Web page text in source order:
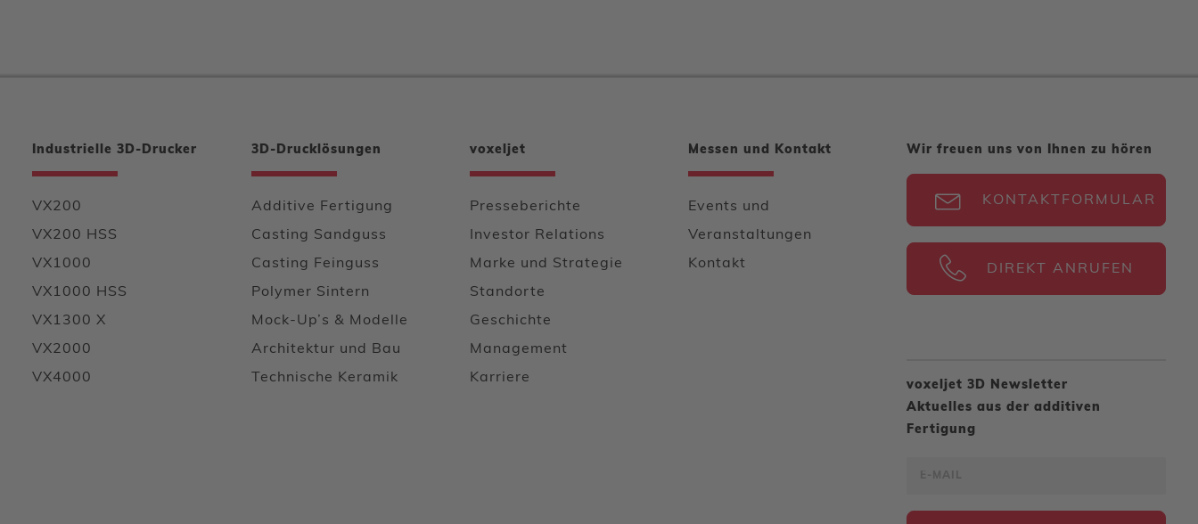
Industrielle 3D-Drucker
VX200
VX200 HSS
VX1000
VX1000 HSS
VX1300 X
VX2000
VX4000
3D-Drucklösungen
Additive Fertigung
Casting Sandguss
Casting Feinguss
Polymer Sintern
Mock-Up’s & Modelle
Architektur und Bau
Technische Keramik
voxeljet
Presseberichte
Investor Relations
Marke und Strategie
Standorte
Geschichte
Management
Karriere
Messen und Kontakt
Events und
Veranstaltungen
Kontakt
Wir freuen uns von Ihnen zu hören
KONTAKTFORMULAR
DIREKT ANRUFEN
voxeljet 3D Newsletter
Aktuelles aus der additiven
Fertigung